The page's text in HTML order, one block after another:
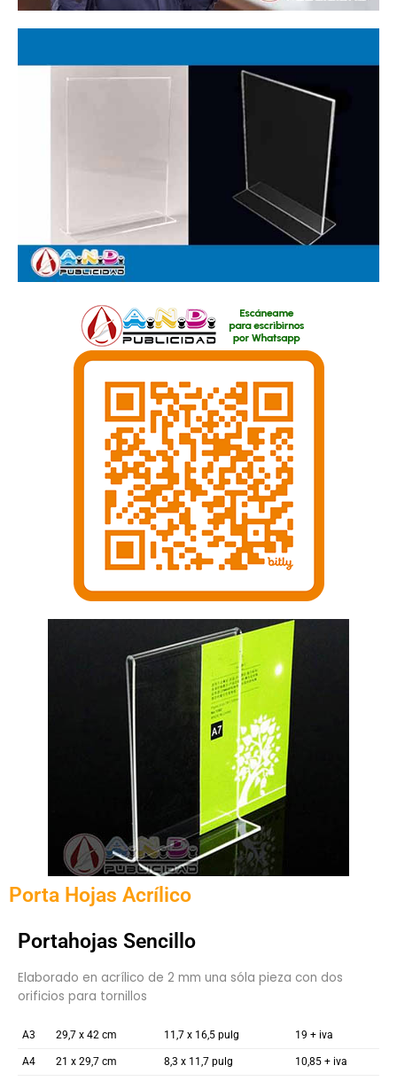
Porta Hojas Acrílico
Portahojas Sencillo
Elaborado en acrílico de 2 mm una sóla pieza con dos
orificios para tornillos
A3 29,7 x 42 cm 11,7 x 16,5 pulg 19 + iva
A4 21 x 29,7 cm 8,3 x 11,7 pulg 10,85 + iva